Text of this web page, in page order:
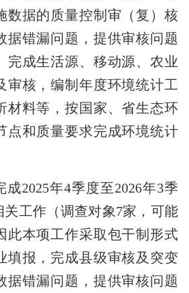
数据的质量控制审（复）核
据错漏问题，提供审核问题
完成生活源、移动源、农业
审核，编制年度环境统计工
材料等，按国家、省生态环
点和质量要求完成环境统计
成2025年4季度至2026年3季
工作（调查对象7家，可能
此本项工作采取包干制形式
填报，完成县级审核及突变
据错漏问题，提供审核问题